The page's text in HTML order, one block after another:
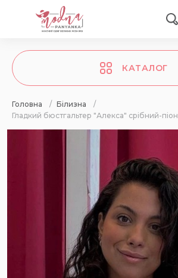
КАТАЛОГ
Головна / Білизна
/
Гладкий бюстгальтер "Алекса" срібний-піон